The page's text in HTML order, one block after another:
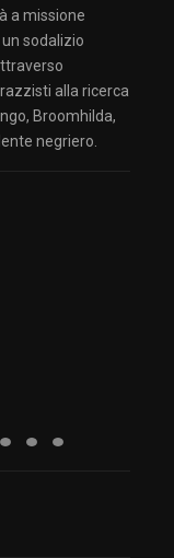
a missione
sodalizio
alla ricerca
Broomhilda,
negriero.